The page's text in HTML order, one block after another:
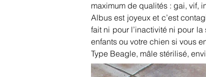
maximum de qualités : gai, vif,
Albus est joyeux et c’est
fait ni pour l’inactivité ni pour
enfants ou votre chien si vous
Type Beagle, mâle stérilisé,